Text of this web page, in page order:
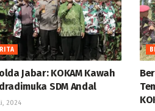
Jabar: KOKAM Kawah
SDM Andal
2024